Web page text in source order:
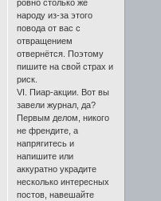
ровно столько же
народу из-за этого
повода от вас с
отвращением
отвернётся. Поэтому
пишите на свой страх и
риск.
VI. Пиар-акции. Вот вы
завели журнал, да?
Первым делом, никого
не френдите, а
напрягитесь и
напишите или
аккуратно украдите
несколько интересных
постов, навешайте